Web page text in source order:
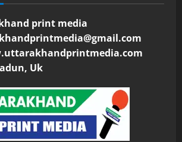
print media
Uk